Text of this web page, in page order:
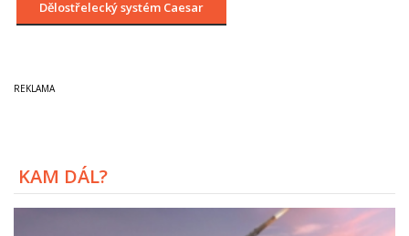
Dělostřelecký systém Caesar
KAM DÁL?